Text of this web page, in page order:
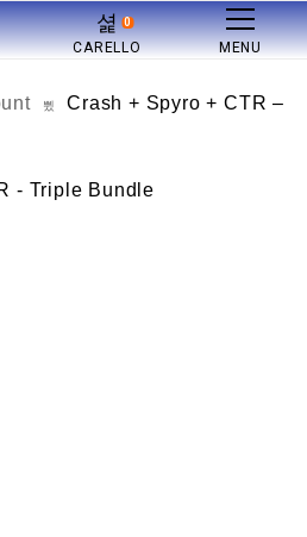
0
CARELLO MENU
Crash + Spyro + CTR –